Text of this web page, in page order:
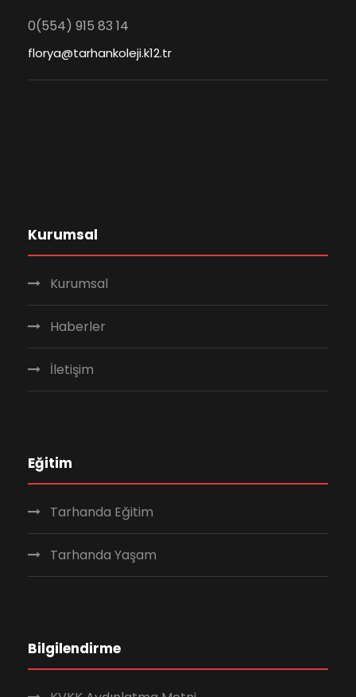
0(554) 915 83 14
florya@tarhankoleji.k12.tr
Kurumsal
Kurumsal
Haberler
İletişim
Eğitim
Tarhanda Eğitim
Tarhanda Yaşam
Bilgilendirme